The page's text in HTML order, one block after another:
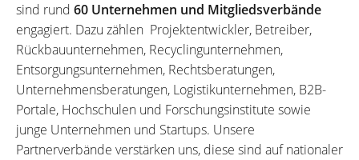
sind rund 60 Unternehmen und Mitgliedsverbände
engagiert. Dazu zählen Projektentwickler, Betreiber,
Rückbauunternehmen, Recyclingunternehmen,
Entsorgungsunternehmen, Rechtsberatungen,
Unternehmensberatungen, Logistikunternehmen, B2B-
Portale, Hochschulen und Forschungsinstitute sowie
junge Unternehmen und Startups. Unsere
Partnerverbände verstärken uns, diese sind auf nationaler